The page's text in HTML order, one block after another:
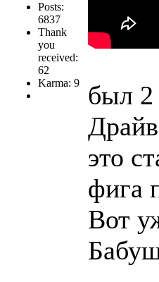
Posts:
6837
Thank
you
received:
62
Karma: 9
был 2
это
фига
Вот